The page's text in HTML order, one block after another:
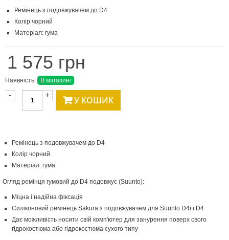
Ремінець з подовжувачем до D4
Колір чорний
Матеріал: гума
1 575 грн
Наявність: В магазині
- + У КОШИК
Ремінець з подовжувачем до D4
Колір чорний
Матеріал: гума
Огляд ремінця гумовий до D4 подовжує (Suunto):
Міцна і надійна фіксація
Силіконовий ремінець Sakura з подовжувачем для Suunto D4i і D4
Дає можливість носити свій комп'ютер для занурення поверх свого
гідрокостюма або гідрокостюма сухого типу